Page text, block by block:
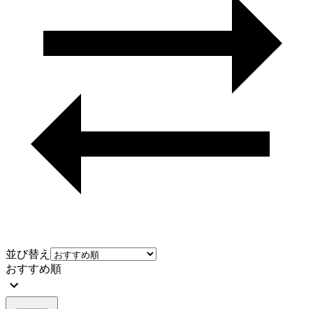
並び替え
おすすめ順